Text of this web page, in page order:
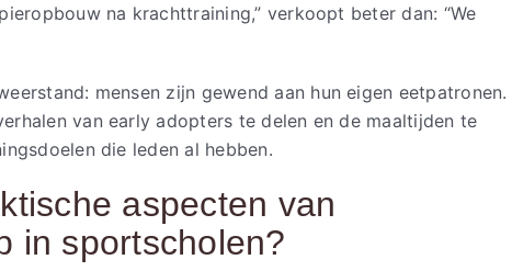
na krachttraining,” verkoopt beter dan: “We
mensen zijn gewend aan hun eigen eetpatronen.
van early adopters te delen en de maaltijden te
die leden al hebben.
aspecten van
in sportscholen?